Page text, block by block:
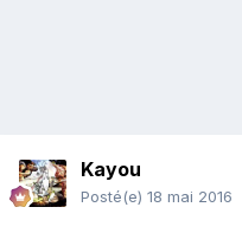
Kayou
Posté(e) 18 mai 2016